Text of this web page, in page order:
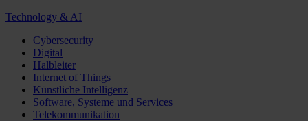
Technology & AI
Cybersecurity
Digital
Halbleiter
Internet of Things
Künstliche Intelligenz
Software, Systeme und Services
Telekommunikation